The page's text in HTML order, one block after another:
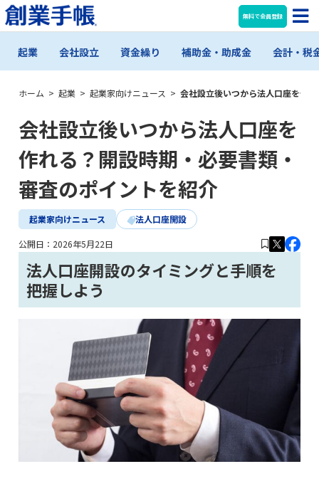
無料で会員登録
起業 会社設立 資金繰り 補助金・助成金 会計・税
ホーム > 起業 > 起業家向けニュース > 会社設立後いつから法人口座を作
会社設立後いつから法人口座を
作れる？開設時期・必要書類・
審査のポイントを紹介
起業家向けニュース 法人口座開設
公開日： 2026年5月22日
法人口座開設のタイミングと手順を
把握しよう